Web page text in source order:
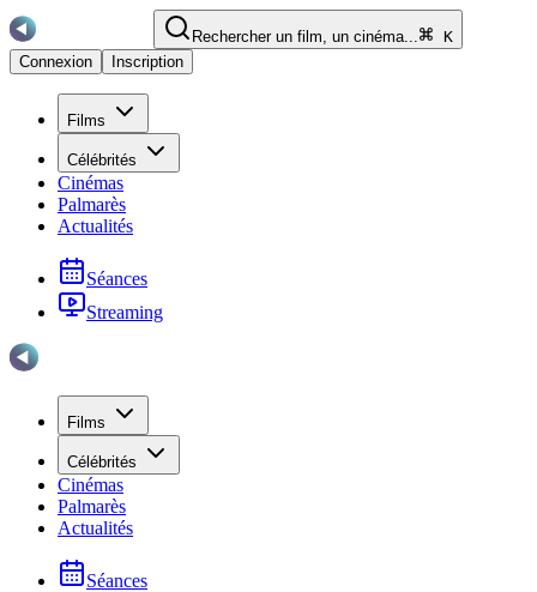
Rechercher un film, un cinéma...
K
Connexion
Inscription
Films
Célébrités
Cinémas
Palmarès
Actualités
Séances
Streaming
Films
Célébrités
Cinémas
Palmarès
Actualités
Séances